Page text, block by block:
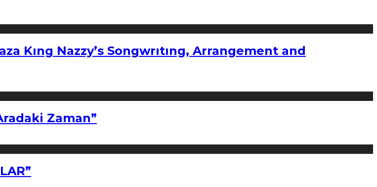
Kıng Nazzy’s Songwrıtıng, Arrangement and
Zaman”